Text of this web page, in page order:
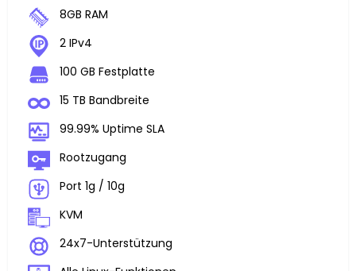
8GB RAM
2 IPv4
100 GB Festplatte
15 TB Bandbreite
99.99% Uptime SLA
Rootzugang
Port 1g / 10g
KVM
24x7-Unterstützung